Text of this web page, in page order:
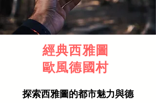
經典西雅圖
歐風德國村
探索西雅圖的都市魅力與德